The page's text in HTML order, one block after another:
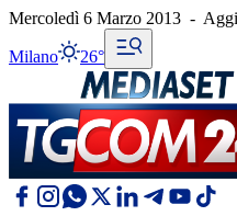
Mercoledì 6 Marzo 2013 -
Milano 26°